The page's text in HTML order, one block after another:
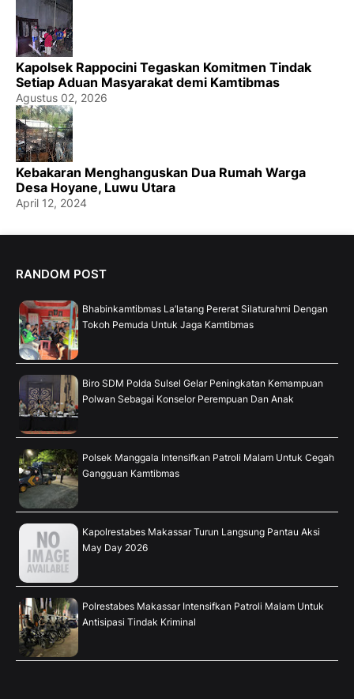
Kapolsek Rappocini Tegaskan Komitmen Tindak
Setiap Aduan Masyarakat demi Kamtibmas
Agustus 02, 2026
Kebakaran Menghanguskan Dua Rumah Warga
Desa Hoyane, Luwu Utara
April 12, 2024
RANDOM POST
Bhabinkamtibmas La’latang Pererat Silaturahmi Dengan
Tokoh Pemuda Untuk Jaga Kamtibmas
Biro SDM Polda Sulsel Gelar Peningkatan Kemampuan
Polwan Sebagai Konselor Perempuan Dan Anak
Polsek Manggala Intensifkan Patroli Malam Untuk Cegah
Gangguan Kamtibmas
Kapolrestabes Makassar Turun Langsung Pantau Aksi
May Day 2026
Polrestabes Makassar Intensifkan Patroli Malam Untuk
Antisipasi Tindak Kriminal